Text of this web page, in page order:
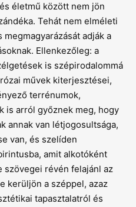
életmű között nem jön
Tehát nem elméleti
adják a
Ellenkező­leg: a
is szépirodalommá
művek kiterjesztései,
terrénumok,
is arról győznek meg, hogy
annak van létjogosultsága,
van, és szelíden
amit alkotóként
szövegei révén felajánl az
kerüljön a széppel, azaz
tapasztalatról és